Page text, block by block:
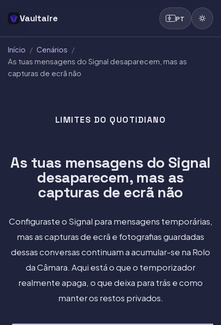
Vaultaire PT
Início / Cenários /
As tuas mensagens do Signal desaparecem, mas as
capturas de ecrã não
LIMITES DO QUOTIDIANO
As tuas mensagens do Signal
desaparecem, mas as
capturas de ecrã não
Configuraste o Signal para mensagens temporárias,
mas as capturas de ecrã e fotografias guardadas
dessas conversas continuam a acumular-se na Rolo
da Câmara. Aqui está o que o temporizador
realmente apaga, o que deixa para trás e como
manter os restos privados.